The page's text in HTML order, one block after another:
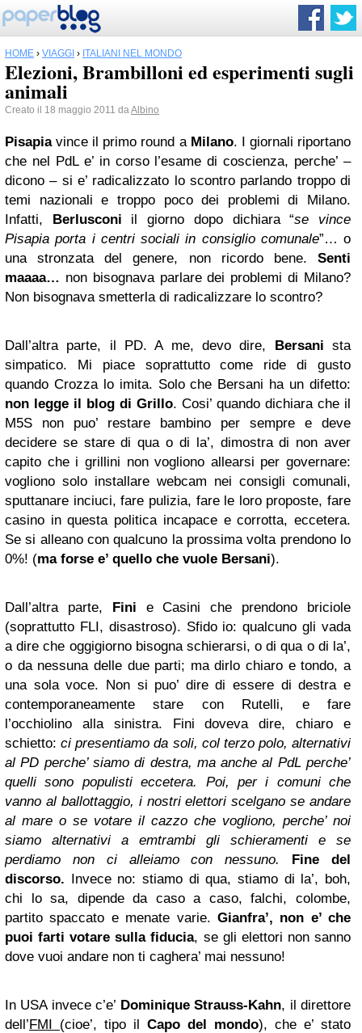
HOME › VIAGGI › ITALIANI NEL MONDO
Elezioni, Brambilloni ed esperimenti sugli
animali
Creato il 18 maggio 2011 daAlbino
Pisapiavince il primo round a Milano. I giornali riportano
che nel PdL e’ in corso l’esame di coscienza, perche’ –
dicono – si e’ radicalizzato lo scontro parlando troppo di
temi nazionali e troppo poco dei problemi di Milano.
Infatti, Berlusconi il giorno dopo dichiara “se vince
Pisapia porta i centri sociali in consiglio comunale”… o
una stronzata del genere, non ricordo bene. Senti
maaaa… non bisognava parlare dei problemi di Milano?
Non bisognava smetterla di radicalizzare lo scontro?
Dall’altra parte, il PD. A me, devo dire, Bersanista
simpatico. Mi piace soprattutto come ride di gusto
quando Crozza lo imita. Solo che Bersani ha un difetto:
non legge il blog di Grillo. Cosi’ quando dichiara che il
M5S non puo’ restare bambino per sempre e deve
decidere se stare di qua o di la’, dimostra di non aver
capito che i grillini non vogliono allearsi per governare:
vogliono solo installare webcam nei consigli comunali,
sputtanare inciuci, fare pulizia, fare le loro proposte, fare
casino in questa politica incapace e corrotta, eccetera.
Se si alleano con qualcuno la prossima volta prendono lo
0%! (ma forse e’ quello che vuole Bersani).
Dall’altra parte, Fini e Casini che prendono briciole
(soprattutto FLI, disastroso). Sfido io: qualcuno gli vada
a dire che oggigiorno bisogna schierarsi, o di qua o di la’,
o da nessuna delle due parti; ma dirlo chiaro e tondo, a
una sola voce. Non si puo’ dire di essere di destra e
contemporaneamente stare con Rutelli, e fare
l’occhiolino alla sinistra. Fini doveva dire, chiaro e
schietto:ci presentiamo da soli, col terzo polo, alternativi
al PD perche’ siamo di destra, ma anche al PdL perche’
quelli sono populisti eccetera. Poi, per i comuni che
vanno al ballottaggio, i nostri elettori scelgano se andare
al mare o se votare il cazzo che vogliono, perche’ noi
siamo alternativi a emtrambi gli schieramenti e se
perdiamo non ci alleiamo con nessuno.
Fine del
discorso. Invece no: stiamo di qua, stiamo di la’, boh,
chi lo sa, dipende da caso a caso, falchi, colombe,
partito spaccato e menate varie. Gianfra’, non e’ che
puoi farti votare sulla fiducia, se gli elettori non sanno
dove vuoi andare non ti caghera’ mai nessuno!
In USA invece c’e’ Dominique Strauss-Kahn, il direttore
dell’FMI (cioe’, tipo il Capo del mondo), che e’ stato